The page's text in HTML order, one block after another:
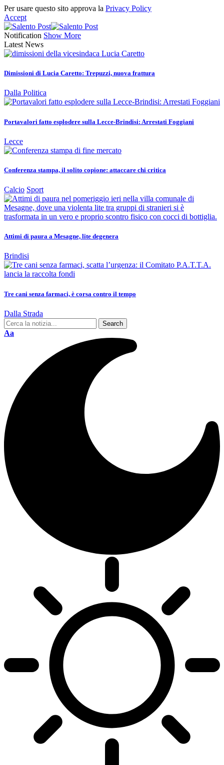
Per usare questo sito approva la Privacy Policy
Accept
Notification Show More
Latest News
Dimissioni di Lucia Caretto: Trepuzzi, nuova frattura
Dalla Politica
Portavalori fatto esplodere sulla Lecce-Brindisi: Arrestati Foggiani
Lecce
Conferenza stampa, il solito copione: attaccare chi critica
Calcio Sport
Attimi di paura a Mesagne, lite degenera
Brindisi
Tre cani senza farmaci, è corsa contro il tempo
Dalla Strada
Aa